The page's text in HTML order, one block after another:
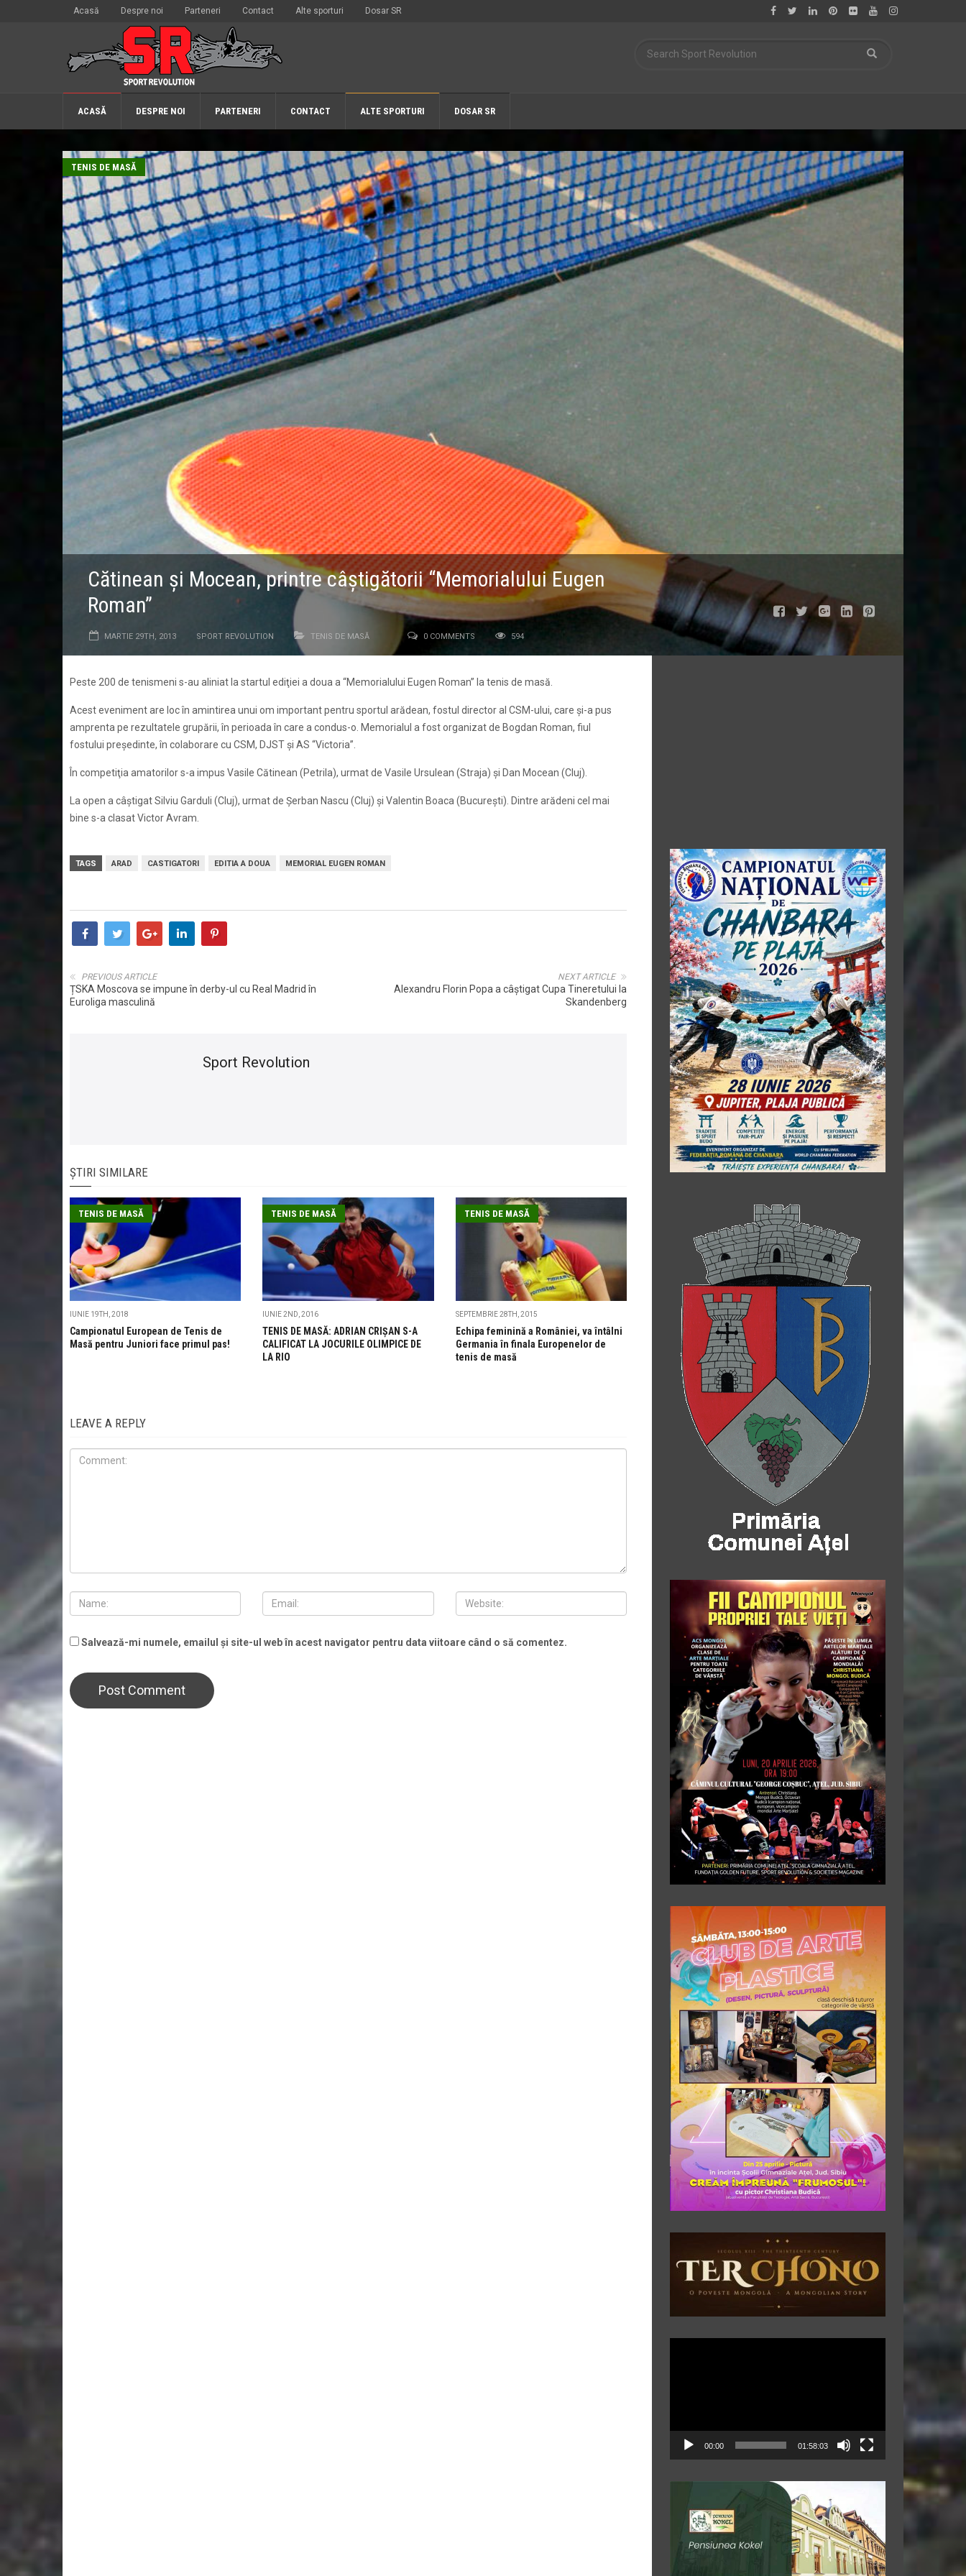
Acasă Despre noi Parteneri Contact Alte sporturi Dosar SR
ACASĂ DESPRE NOI PARTENERI CONTACT ALTE SPORTURI DOSAR SR
TENIS DE MASĂ
Cătinean şi Mocean, printre câştigătorii “Memorialului Eugen
Roman”
MARTIE 29TH, 2013 SPORT REVOLUTION TENIS DE MASĂ 0 COMMENTS 594
Peste 200 de tenismeni s-au aliniat la startul ediţiei a doua a “Memorialului Eugen Roman” la tenis de masă.
Acest eveniment are loc în amintirea unui om important pentru sportul arădean, fostul director al CSM-ului, care şi-a pus
amprenta pe rezultatele grupării, în perioada în care a condus-o. Memorialul a fost organizat de Bogdan Roman, fiul
fostului preşedinte, în colaborare cu CSM, DJST şi AS “Victoria”.
În competiţia amatorilor s-a impus Vasile Cătinean (Petrila), urmat de Vasile Ursulean (Straja) şi Dan Mocean (Cluj).
La open a câştigat Silviu Garduli (Cluj), urmat de Şerban Nascu (Cluj) şi Valentin Boaca (Bucureşti). Dintre arădeni cel mai
bine s-a clasat Victor Avram.
TAGS ARAD CASTIGATORI EDITIA A DOUA MEMORIAL EUGEN ROMAN
NEXT ARTICLE
Alexandru Florin Popa a câştigat Cupa Tineretului la
Skandenberg
PREVIOUS ARTICLE
ȚSKA Moscova se impune în derby-ul cu Real Madrid în
Euroliga masculină
Sport Revolution
ȘTIRI SIMILARE
TENIS DE MASĂ
IUNIE 19TH, 2018
Campionatul European de Tenis de
Masă pentru Juniori face primul pas!
TENIS DE MASĂ
IUNIE 2ND, 2016
TENIS DE MASĂ: ADRIAN CRIȘAN S-A
CALIFICAT LA JOCURILE OLIMPICE DE
LA RIO
TENIS DE MASĂ
SEPTEMBRIE 28TH, 2015
Echipa feminină a României, va întâlni
Germania în finala Europenelor de
tenis de masă
LEAVE A REPLY
Salvează-mi numele, emailul și site-ul web în acest navigator pentru data viitoare când o să comentez.
00:00 01:58:03